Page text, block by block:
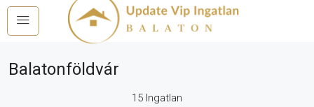
Balatonföldvár
15 Ingatlan